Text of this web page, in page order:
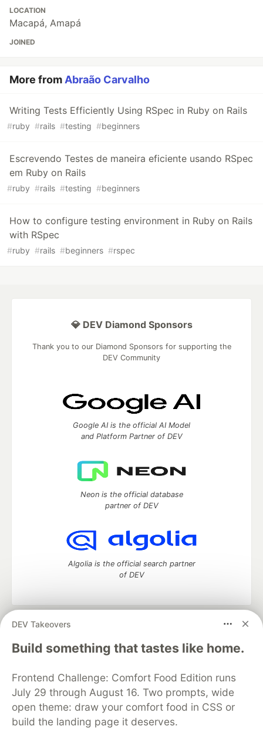
LOCATION
Macapá, Amapá
JOINED
More fromAbraão Carvalho
Writing Tests Efficiently Using RSpec in Ruby on Rails
#ruby #rails #testing #beginners
Escrevendo Testes de maneira eficiente usando RSpec
em Ruby on Rails
#ruby #rails #testing #beginners
How to configure testing environment in Ruby on Rails
with RSpec
#ruby #rails #beginners #rspec
DEV Takeovers
Build something that tastes like home.
Frontend Challenge: Comfort Food Edition runs
July 29 through August 16. Two prompts, wide
open theme: draw your comfort food in CSS or
build the landing page it deserves.
💎 DEV Diamond Sponsors
Thank you to our Diamond Sponsors for supporting the
DEV Community
Google AI is the official AI Model
and Platform Partner of DEV
Neon is the official database
partner of DEV
Algolia is the official search partner
of DEV
DEV Community
— A space to discuss and keep up software
development and manage your software career
Home
DEV Challenges DEV++
Videos
Organization Accounts
DEV Showcase About
Contact
Free Postgres Database
DEV Shop
MLH
Code of Conduct
Privacy Policy
Terms of Use
Built on
Forem — the open source
and other inclusive communities.